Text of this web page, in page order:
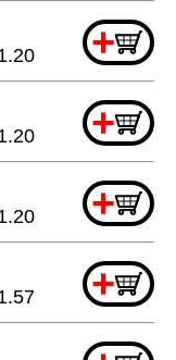
+
+
+
+